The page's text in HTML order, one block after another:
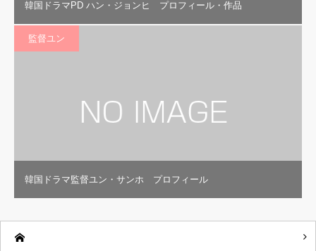
韓国ドラマPD ハン・ジョンヒ プロフィール・作品
監督ユン
韓国ドラマ監督ユン・サンホ プロフィール